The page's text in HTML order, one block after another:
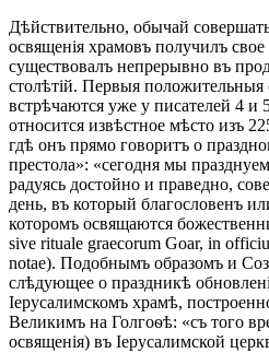
Дѣйствительно, обычай
освященія храмовъ получилъ
существовалъ непрерывно въ
столѣтій. Первыя положительныя
встрѣчаются уже у писателей 4 и
относится извѣстное мѣсто изъ
гдѣ онъ прямо говоритъ о
престола»: «сегодня мы
радуясь достойно и праведно,
день, въ который благословенъ
которомъ освящаются
sive rituale graecorum Goar, in
notae). Подобнымъ образомъ и
слѣдующее о праздникѣ
Іерусалимскомъ храмѣ,
Великимъ на Голгоѳѣ: «съ того
освященія) въ Іерусалимской